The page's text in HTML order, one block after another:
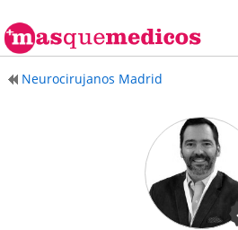
Neurocirujanos Madrid